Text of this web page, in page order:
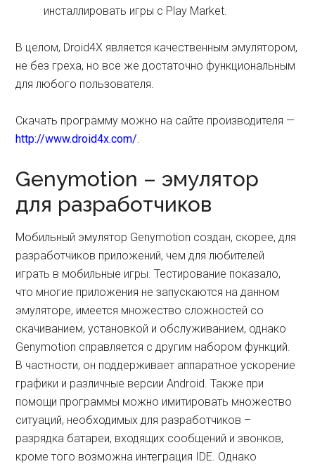
инсталлировать игры с Play Market.
В целом, Droid4X является качественным эмулятором,
не без греха, но все же достаточно функциональным
для любого пользователя.
Скачать программу можно на сайте производителя —
http://www.droid4x.com/.
Genymotion – эмулятор
для разработчиков
Мобильный эмулятор Genymotion создан, скорее, для
разработчиков приложений, чем для любителей
играть в мобильные игры. Тестирование показало,
что многие приложения не запускаются на данном
эмуляторе, имеется множество сложностей со
скачиванием, установкой и обслуживанием, однако
Genymotion справляется с другим набором функций.
В частности, он поддерживает аппаратное ускорение
графики и различные версии Android. Также при
помощи программы можно имитировать множество
ситуаций, необходимых для разработчиков –
разрядка батареи, входящих сообщений и звонков,
кроме того возможна интеграция IDE. Однако